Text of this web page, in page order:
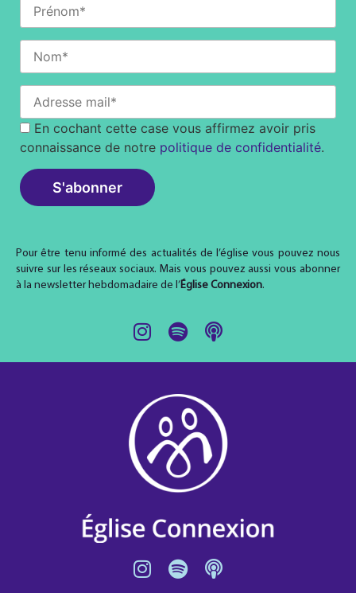
Pour être tenu informé des actualités de l’église vous pouvez nous
suivre sur les réseaux sociaux. Mais vous pouvez aussi vous abonner
à la newsletter hebdomadaire de l’Église Connexion.
En cochant cette case vous affirmez avoir pris
connaissance de notre politique de confidentialité.